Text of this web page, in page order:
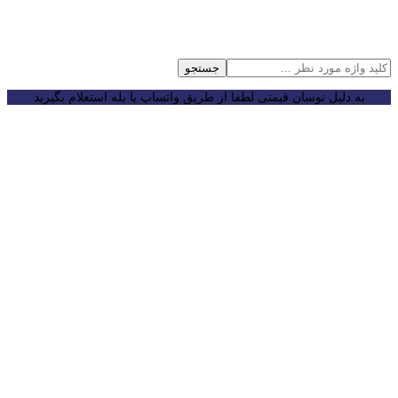
جستجو
به دلیل نوسان قیمتی لطفا از طریق واتساپ یا بله استعلام بگیرید